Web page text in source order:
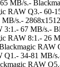
MB/s.-
RAW Q3.- 60-
s.-
3:1.- 67 MB/s.-
RAW 8:1.- 26
RAW
Q1.- 34-81 MB/
RAW